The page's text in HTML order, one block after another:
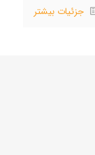
جزئیات بیشتر